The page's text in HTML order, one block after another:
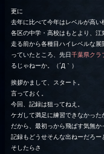
更に
去年に比べて今年はレベルが高い
各区の中学・高校はもとより、江
走る前から各種目ハイレベルな
っていたところ、先日千葉県クラ
るじゃねーか。（´Д｀）
挨拶かまして、スタート。
言っておく。
今回、記録は狙ってねえ。
ケガして満足に練習できなかった
だから、最初っから飛ばす気無か
記録もどうせそんな出ねーだろー
そしたらさ